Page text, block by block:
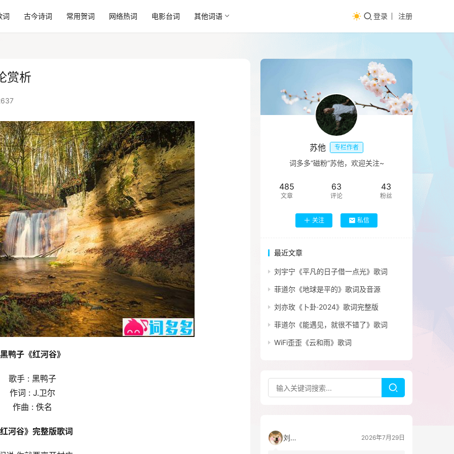
词 古今诗词 常用贺词 网络热词 电影台词 其他词语 登录 注册
赏析
黑鸭子《红河谷》
歌手 : 黑鸭子
作词 : J.卫尔
作曲 : 佚名
河谷》完整版歌词
苏他 专栏作者
词多多“磁粉”苏他，欢迎关注~
485
文章
63
评论
43
粉丝
关注 私信
最近文章
刘宇宁《平凡的日子借一点光》歌词
菲道尔《地球是平的》歌词及音源
刘亦玫《卜卦·2024》歌词完整版
菲道尔《能遇见，就很不错了》歌词
WiFi歪歪《云和雨》歌词
刘看山 2026年7月29日